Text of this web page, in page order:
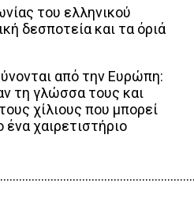
του ελληνικού
δεσποτεία και τα όριά
από την Ευρώπη:
τη γλώσσα τους και
χίλιους που μπορεί
χαιρετιστήριο